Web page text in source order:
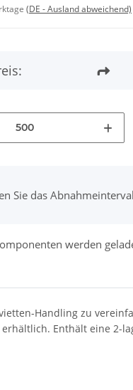
(DE - Ausland abweichend)
Sie das
werden
Handling zu
Enthält eine 2-